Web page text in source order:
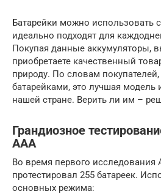
Батарейки можно использовать
идеально подходят для
Покупая данные аккумуляторы,
приобретаете качественный
природу. По словам
батарейками, это лучшая модель
нашей стране. Верить ли им –
Грандиозное
ААА
Во время первого исследования
протестировал 255 батареек.
основных режима: